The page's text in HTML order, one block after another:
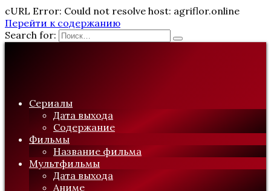
cURL Error: Could not resolve host: agriflor.online
Перейти к содержанию
Search for:
Сериалы
Дата выхода
Содержание
Фильмы
Название фильма
Мультфильмы
Дата выхода
Аниме